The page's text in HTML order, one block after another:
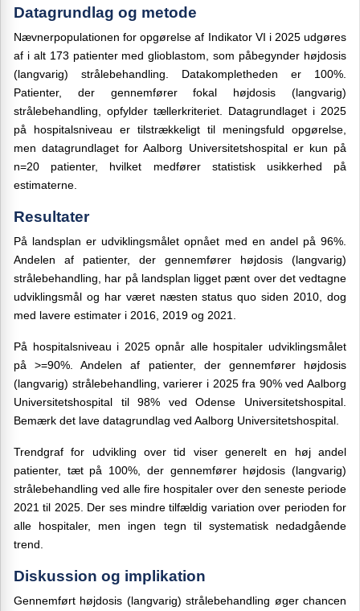
Datagrundlag og metode
Nævnerpopulationen for opgørelse af Indikator VI i 2025 udgøres
af i alt 173 patienter med glioblastom, som påbegynder højdosis
(langvarig) strålebehandling. Datakompletheden er 100%.
Patienter, der gennemfører fokal højdosis (langvarig)
strålebehandling, opfylder tællerkriteriet. Datagrundlaget i 2025
på hospitalsniveau er tilstrækkeligt til meningsfuld opgørelse,
men datagrundlaget for Aalborg Universitetshospital er kun på
n=20 patienter, hvilket medfører statistisk usikkerhed på
estimaterne.
Resultater
På landsplan er udviklingsmålet opnået med en andel på 96%.
Andelen af patienter, der gennemfører højdosis (langvarig)
strålebehandling, har på landsplan ligget pænt over det vedtagne
udviklingsmål og har været næsten status quo siden 2010, dog
med lavere estimater i 2016, 2019 og 2021.
På hospitalsniveau i 2025 opnår alle hospitaler udviklingsmålet
på >=90%. Andelen af patienter, der gennemfører højdosis
(langvarig) strålebehandling, varierer i 2025 fra 90% ved Aalborg
Universitetshospital til 98% ved Odense Universitetshospital.
Bemærk det lave datagrundlag ved Aalborg Universitetshospital.
Trendgraf for udvikling over tid viser generelt en høj andel
patienter, tæt på 100%, der gennemfører højdosis (langvarig)
strålebehandling ved alle fire hospitaler over den seneste periode
2021 til 2025. Der ses mindre tilfældig variation over perioden for
alle hospitaler, men ingen tegn til systematisk nedadgående
trend.
Diskussion og implikation
Gennemført højdosis (langvarig) strålebehandling øger chancen